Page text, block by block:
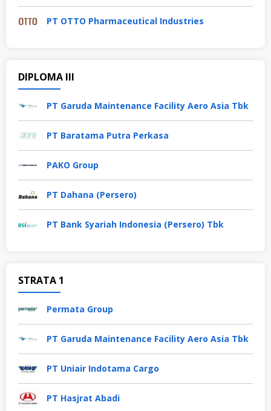
PT OTTO Pharmaceutical Industries
DIPLOMA III
PT Garuda Maintenance Facility Aero Asia Tbk
PT Baratama Putra Perkasa
PAKO Group
PT Dahana (Persero)
PT Bank Syariah Indonesia (Persero) Tbk
STRATA 1
Permata Group
PT Garuda Maintenance Facility Aero Asia Tbk
PT Uniair Indotama Cargo
PT Hasjrat Abadi